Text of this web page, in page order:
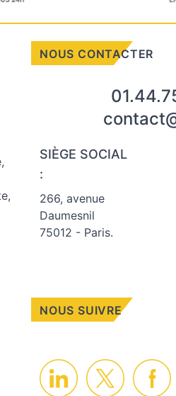
NOUS CONTACTER
SIÈGE SOCIAL
:
266, avenue
Daumesnil
75012 - Paris.
NOUS SUIVRE